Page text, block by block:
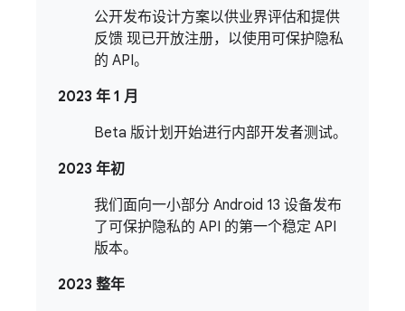
公开发布设计方案以供业界评估和提供
反馈 现已开放注册，以使用可保护隐私
的 API。
2023 年 1 月
Beta 版计划开始进行内部开发者测试。
2023 年初
我们面向一小部分 Android 13 设备发布
了可保护隐私的 API 的第一个稳定 API
版本。
2023 整年